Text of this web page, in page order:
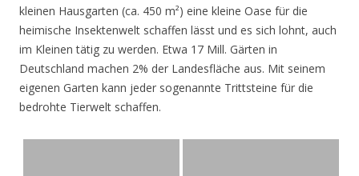
kleinen Hausgarten (ca. 450 m²) eine kleine Oase für die
heimische Insektenwelt schaffen lässt und es sich lohnt, auch
im Kleinen tätig zu werden. Etwa 17 Mill. Gärten in
Deutschland machen 2% der Landesfläche aus. Mit seinem
eigenen Garten kann jeder sogenannte Trittsteine für die
bedrohte Tierwelt schaffen.